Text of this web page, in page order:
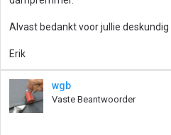
Alvast bedankt voor jullie deskundig
Erik
wgb
Vaste Beantwoorder